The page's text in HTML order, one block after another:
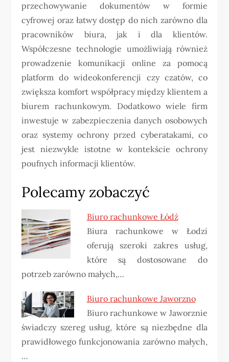
przechowywanie dokumentów w formie
cyfrowej oraz łatwy dostęp do nich zarówno dla
pracowników biura, jak i dla klientów.
Współczesne technologie umożliwiają również
prowadzenie komunikacji online za pomocą
platform do wideokonferencji czy czatów, co
zwiększa komfort współpracy między klientem a
biurem rachunkowym. Dodatkowo wiele firm
inwestuje w zabezpieczenia danych osobowych
oraz systemy ochrony przed cyberatakami, co
jest niezwykle istotne w kontekście ochrony
poufnych informacji klientów.
Polecamy zobaczyć
Biuro rachunkowe Łódź
Biura rachunkowe w Łodzi
oferują szeroki zakres usług,
które są dostosowane do
potrzeb zarówno małych,…
Biuro rachunkowe Jaworzno
Biuro rachunkowe w Jaworznie
świadczy szereg usług, które są niezbędne dla
prawidłowego funkcjonowania zarówno małych,
…